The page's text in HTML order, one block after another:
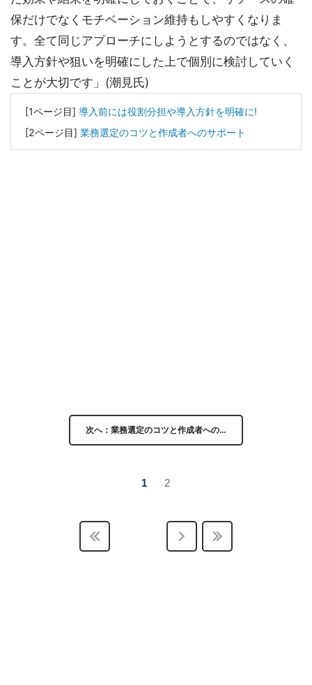
保だけでなくモチベーション維持もしやすくなりま
す。全て同じアプローチにしようとするのではなく、
導入方針や狙いを明確にした上で個別に検討していく
ことが大切です」(潮見氏)
[1ページ目] 導入前には役割分担や導入方針を明確に!
[2ページ目] 業務選定のコツと作成者へのサポート
次へ：業務選定のコツと作成者への…
1 2